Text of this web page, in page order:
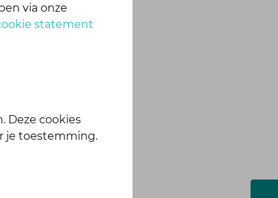
via onze
statement
Deze cookies
je toestemming.